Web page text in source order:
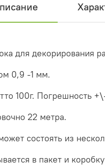
для декорирования
0,9 -1 мм.
100г. Погрешность
22 метра.
состоять из
в пакет и